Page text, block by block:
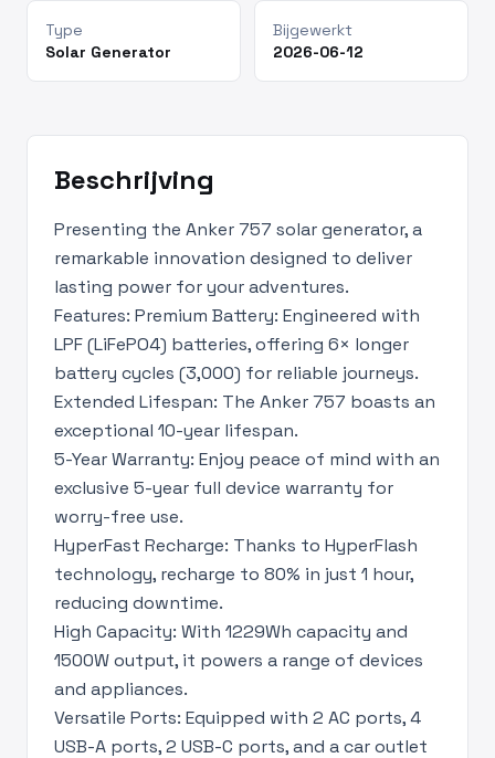
Type
Solar Generator
Bijgewerkt
2026-06-12
Beschrijving
Presenting the Anker 757 solar generator, a
remarkable innovation designed to deliver
lasting power for your adventures.
Features: Premium Battery: Engineered with
LPF (LiFePO4) batteries, offering 6× longer
battery cycles (3,000) for reliable journeys.
Extended Lifespan: The Anker 757 boasts an
exceptional 10-year lifespan.
5-Year Warranty: Enjoy peace of mind with an
exclusive 5-year full device warranty for
worry-free use.
HyperFast Recharge: Thanks to HyperFlash
technology, recharge to 80% in just 1 hour,
reducing downtime.
High Capacity: With 1229Wh capacity and
1500W output, it powers a range of devices
and appliances.
Versatile Ports: Equipped with 2 AC ports, 4
USB-A ports, 2 USB-C ports, and a car outlet